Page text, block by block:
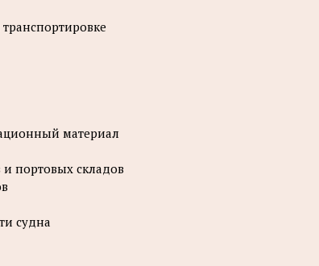
материал
и портовых складов
судна